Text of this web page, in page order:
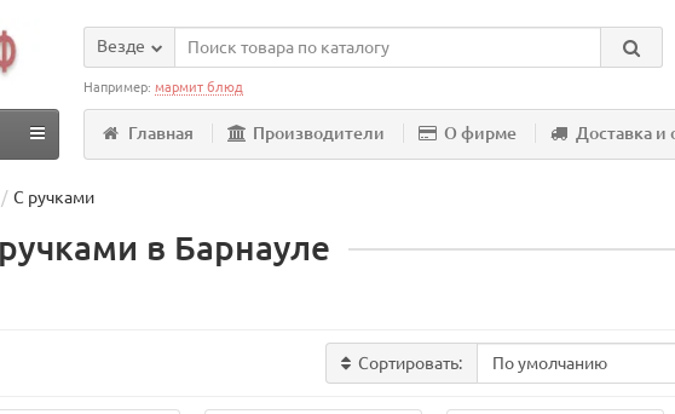
Везде
Например:мармит блюд
Главная Производители О фирме Доставка и
С ручками
в Барнауле
Сортировать: